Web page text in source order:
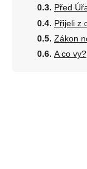
Před
Přijeli z
Zákon
A co vy?